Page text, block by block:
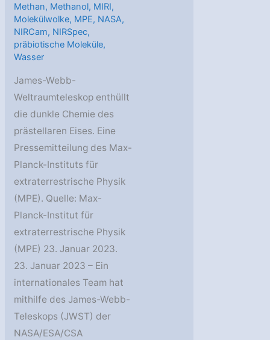
Methan, Methanol, MIRI,
Molekülwolke, MPE, NASA,
NIRCam, NIRSpec,
präbiotische Moleküle,
Wasser
James-Webb-
Weltraumteleskop enthüllt
die dunkle Chemie des
prästellaren Eises. Eine
Pressemitteilung des Max-
Planck-Instituts für
extraterrestrische Physik
(MPE). Quelle: Max-
Planck-Institut für
extraterrestrische Physik
(MPE) 23. Januar 2023.
23. Januar 2023 – Ein
internationales Team hat
mithilfe des James-Webb-
Teleskops (JWST) der
NASA/ESA/CSA